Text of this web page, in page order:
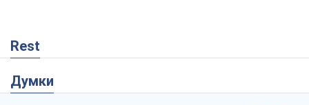
Rest
Думки